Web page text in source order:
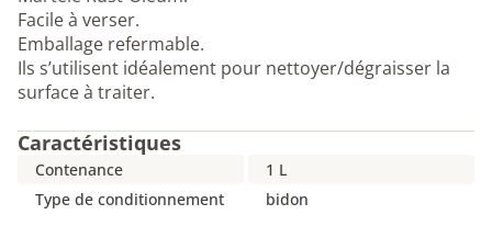
Facile à verser.
Emballage refermable.
Ils s’utilisent idéalement pour nettoyer/dégraisser la
surface à traiter.
Caractéristiques
Contenance
1 L
Type de conditionnement
bidon